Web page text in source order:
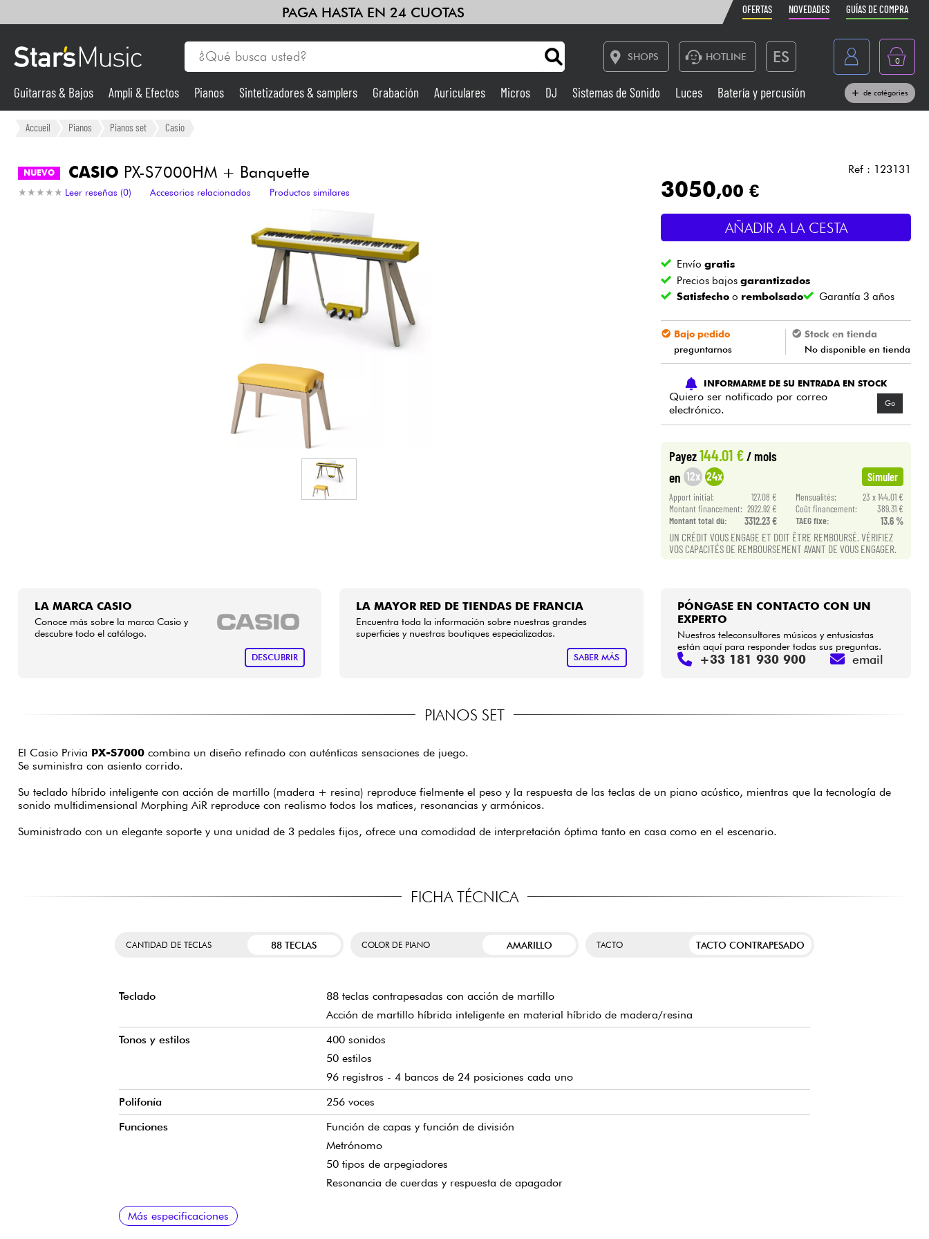
PAGA HASTA EN 24 CUOTAS OFERTAS NOVEDADES GUÍAS DE COMPRA
SHOPS HOTLINE ES
France
Belgique
Nederland
0
Guitarras & Bajos
Sintetizadores & samplers
Sistemas de Sonido
Batería y percusión Vientos
Niños Cables & Acces.
Bundle
Guitarras & Bajos Ampli & Efectos Pianos Sintetizadores & samplers Grabación Auriculares Micros DJ Sistemas de Sonido Luces Batería y percusión de catégories
Accueil Pianos Pianos set Casio
NUEVO CASIO PX-S7000HM + Banquette
★ ★ ★ ★ ★
★ ★ ★ ★ ★ Leer reseñas (0) Accesorios relacionados Productos similares
Ref : 123131
3050,00 €
AÑADIR A LA CESTA
Envíogratis
Precios bajosgarantizados
Satisfecho o rembolsado Garantía 3 años
Bajo pedido
preguntarnos
Stock en tienda
No disponible en tienda
INFORMARME DE SU ENTRADA EN STOCK
Quiero ser notificado por correo
electrónico.
Go
Payez144.01 €/ mois
en 12x 24x Simuler
Apport initial: 127.08 € Mensualités:
23 x 144.01 €
Montant financement: 2922.92 € Coût financement:
389.31 €
Montant total dù:
3312.23 € TAEG fixe: 13.6 %
UN CRÉDIT VOUS ENGAGE ET DOIT ÊTRE REMBOURSÉ. VÉRIFIEZ
VOS CAPACITÉS DE REMBOURSEMENT AVANT DE VOUS ENGAGER.
LA MARCA CASIO
Conoce más sobre la marca Casio y
descubre todo el catálogo.
DESCUBRIR
LA MAYOR RED DE TIENDAS DE FRANCIA
Encuentra toda la información sobre nuestras grandes
superficies y nuestras boutiques especializadas.
SABER MÁS
PÓNGASE EN CONTACTO CON UN
EXPERTO
Nuestros teleconsultores músicos y entusiastas
están aquí para responder todas sus preguntas.
+33 181 930 900 email
PIANOS SET
El Casio Privia PX-S7000combina un diseño refinado con auténticas sensaciones de juego.
Se suministra con asiento corrido.
Su teclado híbrido inteligente con acción de martillo (madera + resina) reproduce fielmente el peso y la respuesta de las teclas de un piano acústico, mientras que la tecnología de
sonido multidimensional Morphing AiR reproduce con realismo todos los matices, resonancias y armónicos.
Suministrado con un elegante soporte y una unidad de 3 pedales fijos, ofrece una comodidad de interpretación óptima tanto en casa como en el escenario.
FICHA TÉCNICA
CANTIDAD DE TECLAS 88 TECLAS COLOR DE PIANO AMARILLO TACTO TACTO CONTRAPESADO
Teclado
88 teclas contrapesadas con acción de martillo
Acción de martillo híbrida inteligente en material híbrido de madera/resina
Tonos y estilos
400 sonidos
50 estilos
96 registros - 4 bancos de 24 posiciones cada uno
Polifonía
256 voces
Funciones
Función de capas y función de división
Metrónomo
50 tipos de arpegiadores
Resonancia de cuerdas y respuesta de apagador
Pantalla
Grabación
Efectos
Controles
Aplicaciones inalámbricas y
conectividad
Memoria
Conexiones
Fuente de alimentación
Sistema de altavoces
Dimensiones
Peso
Accesorios incluidos
Más especificaciones